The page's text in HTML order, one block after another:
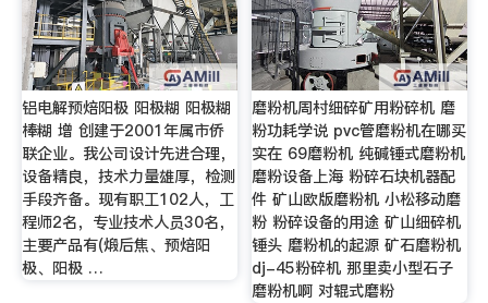
铝电解预焙阳极 阳极糊 阳极糊
棒糊 增 创建于2001年属市侨
联企业。我公司设计先进合理，
设备精良，技术力量雄厚，检测
手段齐备。现有职工102人，工
程师2名，专业技术人员30名，
主要产品有(煅后焦、预焙阳
极、阳极 …
磨粉机周村细碎矿用粉碎机 磨
粉功耗学说 pvc管磨粉机在哪买
实在 69磨粉机 纯碱锤式磨粉机
磨粉设备上海 粉碎石块机器配
件 矿山欧版磨粉机 小松移动磨
粉 粉碎设备的用途 矿山细碎机
锤头 磨粉机的起源 矿石磨粉机
dj-45粉碎机 那里卖小型石子
磨粉机啊 对辊式磨粉